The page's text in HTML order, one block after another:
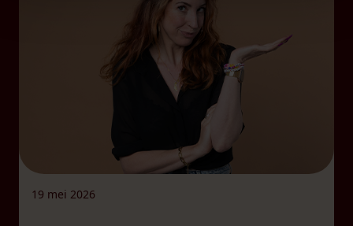
19 mei 2026